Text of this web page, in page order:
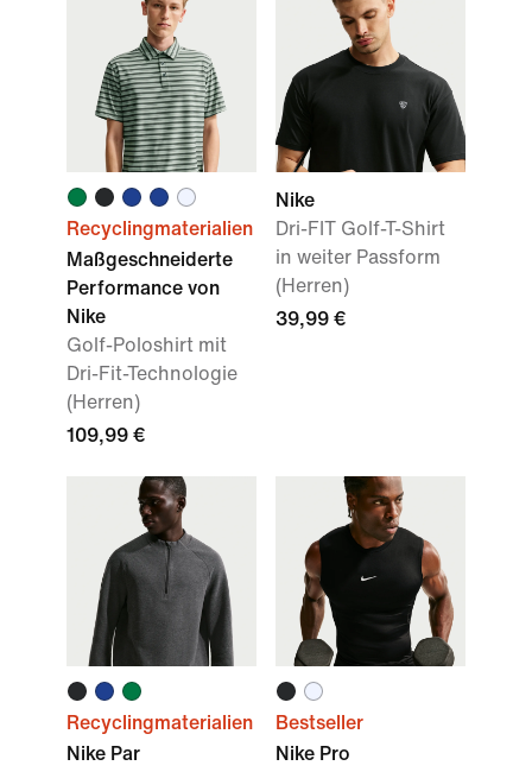
Recyclingmaterialien
Maßgeschneiderte
Performance von
Nike
Golf-Poloshirt mit
Dri-Fit-Technologie
(Herren)
109,99 €
Nike
Dri-FIT Golf-T-Shirt
in weiter Passform
(Herren)
39,99 €
Recyclingmaterialien
Nike Par
Bestseller
Nike Pro